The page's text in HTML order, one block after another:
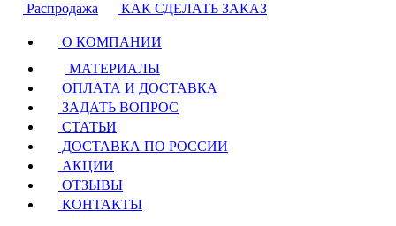
Распродажа КАК СДЕЛАТЬ ЗАКАЗ
О КОМПАНИИ
МАТЕРИАЛЫ
ОПЛАТА И ДОСТАВКА
ЗАДАТЬ ВОПРОС
СТАТЬИ
ДОСТАВКА ПО РОССИИ
АКЦИИ
ОТЗЫВЫ
КОНТАКТЫ